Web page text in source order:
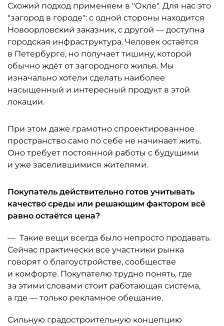
Схожий подход применяем в "Окле". Для нас это
"загород в городе": с одной стороны находится
Новоорловский заказник, с другой — доступна
город­ская инфраструктура. Человек остаётся
в Петербурге, но получает тишину, которой
обычно ждёт от загородного жилья. Мы
изначально хотели сделать ­наиболее
насыщенный и интересный продукт в этой
локации.
При этом даже грамотно спроектированное
пространство само по себе не начинает жить.
Оно требует постоянной работы с будущими
и уже заселившимися жителями.
Покупатель действительно готов учитывать
качество среды или реша­ющим фактором всё
равно остаётся цена?
— Такие вещи всегда было непросто продавать.
Сейчас практически все участники рынка
говорят о благоустройстве, сообществе
и комфорте. Покупателю трудно понять, где
за этими словами стоит работа­ющая система,
а где — только рекламное обещание.
Сильную градостроительную концепцию